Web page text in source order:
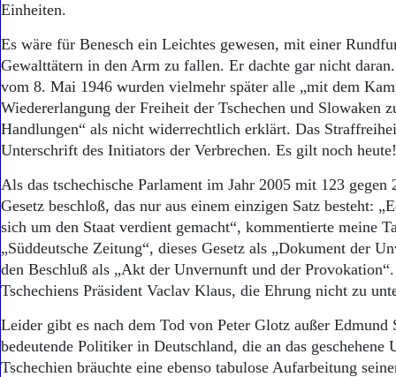
Einheiten.
Es wäre für Benesch ein Leichtes gewesen, mit einer
Gewalttätern in den Arm zu fallen. Er dachte gar nicht
vom 8. Mai 1946 wurden vielmehr später alle „mit dem
Wiedererlangung der Freiheit der Tschechen und Slowaken
Handlungen“ als nicht widerrechtlich erklärt. Das
Unterschrift des Initiators der Verbrechen. Es gilt noch heute!
Als das tschechische Parlament im Jahr 2005 mit 123 gegen
Gesetz beschloß, das nur aus einem einzigen Satz besteht:
sich um den Staat verdient gemacht“, kommentierte meine
„Süddeutsche Zeitung“, dieses Gesetz als „Dokument der
den Beschluß als „Akt der Unvernunft und der
Tschechiens Präsident Vaclav Klaus, die Ehrung nicht zu
Leider gibt es nach dem Tod von Peter Glotz außer Edmund
bedeutende Politiker in Deutschland, die an das geschehene
Tschechien bräuchte eine ebenso tabulose Aufarbeitung